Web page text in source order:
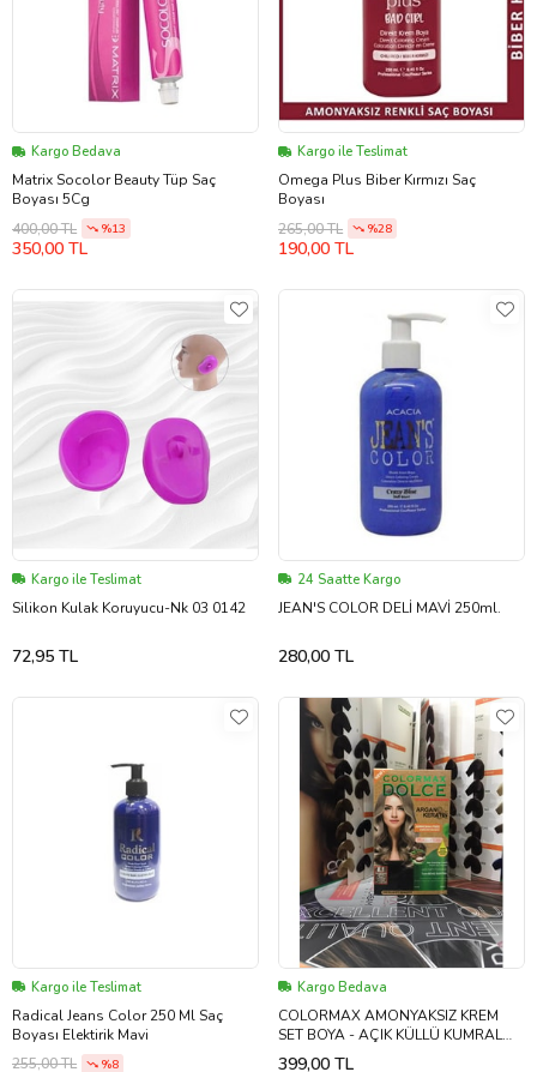
Kargo Bedava
Matrix Socolor Beauty Tüp Saç
Boyası 5Cg
400,00 TL
%13
350,00 TL
Kargo ile Teslimat
Omega Plus Biber Kırmızı Saç
Boyası
265,00 TL
%28
190,00 TL
Kargo ile Teslimat
Silikon Kulak Koruyucu-Nk 03 0142
72,95 TL
24 Saatte Kargo
JEAN'S COLOR DELİ MAVİ 250ml.
280,00 TL
Kargo ile Teslimat
Radical Jeans Color 250 Ml Saç
Boyası Elektirik Mavi
255,00 TL
%8
Kargo Bedava
COLORMAX AMONYAKSIZ KREM
SET BOYA - AÇIK KÜLLÜ KUMRAL
8,1
399,00 TL